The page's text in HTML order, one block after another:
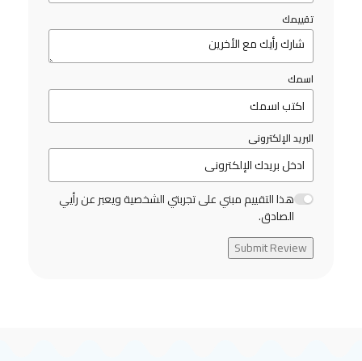
تقييمك
اسمك
البريد الإلكترونى
هذا التقييم مبني على تجربتي الشخصية ويعبر عن رأيي
الصادق.
Submit Review